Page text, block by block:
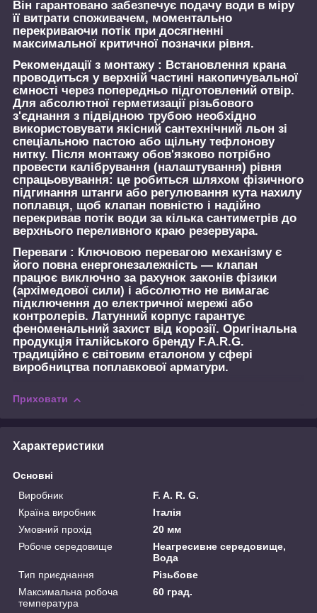
Він гарантовано забезпечує подачу води в міру
її витрати споживачем, моментально
перекриваючи потік при досягненні
максимальної критичної позначки рівня.
Рекомендації з монтажу : Встановлення крана
проводиться у верхній частині накопичувальної
ємності через попередньо підготовлений отвір.
Для абсолютної герметизації різьбового
з'єднання з підвідною трубою необхідно
використовувати якісний сантехнічний льон зі
спеціальною пастою або щільну тефлонову
нитку. Після монтажу обов'язково потрібно
провести калібрування (налаштування) рівня
спрацьовування: це робиться шляхом фізичного
підгинання штанги або регулювання кута нахилу
поплавця, щоб клапан повністю і надійно
перекривав потік води за кілька сантиметрів до
верхнього переливного краю резервуара.
Переваги : Ключовою перевагою механізму є
його повна енергонезалежність — клапан
працює виключно за рахунок законів фізики
(архімедової сили) і абсолютно не вимагає
підключення до електричної мережі або
контролерів. Латунний корпус гарантує
феноменальний захист від корозії. Оригінальна
продукція італійського бренду F.A.R.G.
традиційно є світовим еталоном у сфері
виробництва поплавкової арматури.
Приховати
Характеристики
Основні
Виробник
F. A. R. G.
Країна виробник
Італія
Умовний прохід
20 мм
Робоче середовище
Неагресивне середовище,
Вода
Тип приєднання
Різьбове
Максимальна робоча
температура
60 град.